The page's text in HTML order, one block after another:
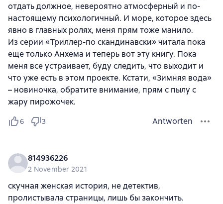
отдать должное, невероятно атмосферный и по-
настоящему психологичный. И море, которое здесь
явно в главных ролях, меня прям тоже манило.
Из серии «Триллер-по скандинавски» читала пока
еще только Анхема и теперь вот эту книгу. Пока
меня все устраивает, буду следить, что выходит и
что уже есть в этом проекте. Кстати, «Зимняя вода»
– новиночка, обратите внимание, прям с пылу с
жару пирожочек.
6 3 Antworten
814936226
2 November 2021
скучная женская история, не детектив,
пролистывала страницы, лишь бы закончить.